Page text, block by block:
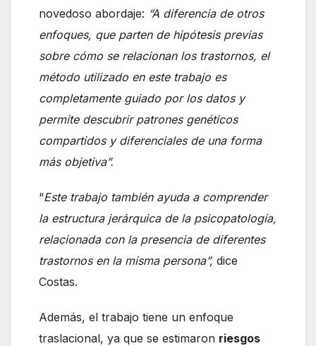
novedoso abordaje: “A diferencia de otros
enfoques, que parten de hipótesis previas
sobre cómo se relacionan los trastornos, el
método utilizado en este trabajo es
completamente guiado por los datos y
permite descubrir patrones genéticos
compartidos y diferenciales de una forma
más objetiva”.
“Este trabajo también ayuda a comprender
la estructura jerárquica de la psicopatología,
relacionada con la presencia de diferentes
trastornos en la misma persona”, dice
Costas.
Además, el trabajo tiene un enfoque
traslacional, ya que se estimaron riesgos